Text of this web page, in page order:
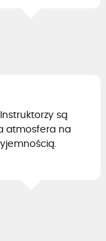
są
atmosfera na